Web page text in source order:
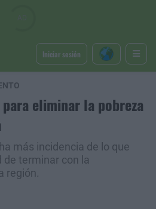
Iniciar sesión
eliminar la pobreza
más incidencia de lo que
de terminar con la
región.